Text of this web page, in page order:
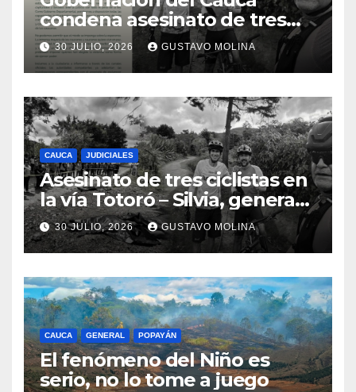
condena asesinato de tres
ciudadanos y exige medidas
urgentes al Gobierno
Nacional
30 JULIO, 2026 GUSTAVO MOLINA
CAUCA JUDICIALES
Asesinato de tres ciclistas en
la vía Totoró – Silvia, genera
consternación en el Cauca
30 JULIO, 2026 GUSTAVO MOLINA
CAUCA GENERAL POPAYÁN
El fenómeno del Niño es
serio, no lo tome a juego